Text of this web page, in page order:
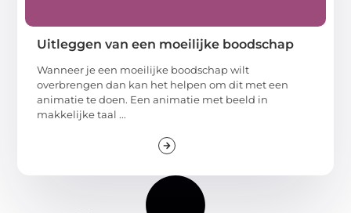
Uitleggen van een moeilijke boodschap
Wanneer je een moeilijke boodschap wilt
overbrengen dan kan het helpen om dit met een
animatie te doen. Een animatie met beeld in
makkelijke taal ...